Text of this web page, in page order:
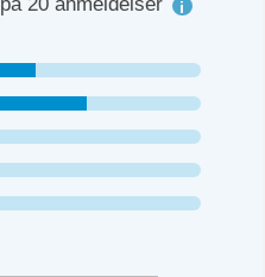
20 anmeldelser